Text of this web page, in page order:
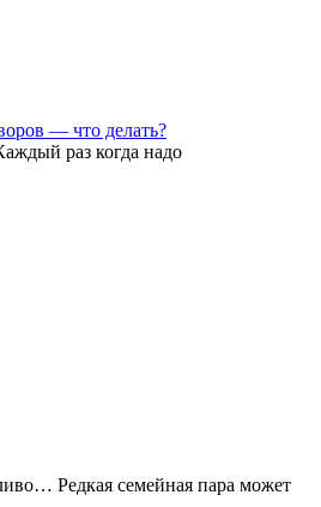
— что делать?
раз когда надо
Редкая семейная пара может